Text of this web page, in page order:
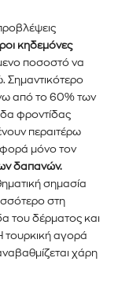
κηδεμόνες
ποσοστό να
Σημαντικότερο
από το 60% των
φροντίδας
περαιτέρω
μόνο τον
δαπανών.
σημασία
στη
του δέρματος και
τουρκική αγορά
χάρη